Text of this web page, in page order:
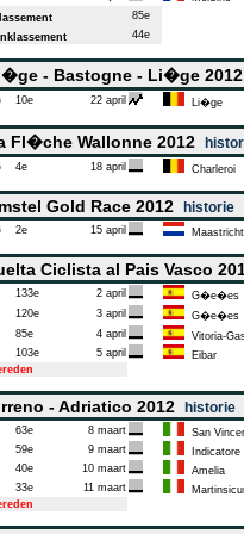
85e
44e
- Bastogne - Li�ge
10e 22 april Li�ge
Fl�che Wallonne 2012
4e 18 april Charleroi
Gold Race 2012 historie
2e 15 april Maastricht
Ciclista al Pais Vasco
133e 2 april
G�e�es
120e 3 april
G�e�es
85e 4 april
Vitoria-
103e 5 april
Eibar
- Adriatico 2012 historie
63e 8 maart
San
59e 9 maart
Indicatore
40e 10 maart
Amelia
33e 11 maart